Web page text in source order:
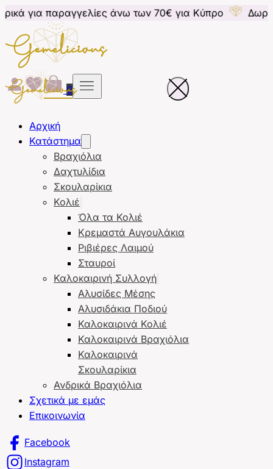
άνω των 70€ για Κύπρο Δωρεάν
0
Αρχική
Κατάστημα
Βραχιόλια
Δαχτυλίδια
Σκουλαρίκια
Κολιέ
Όλα τα Κολιέ
Κρεμαστά Αυγουλάκια
Ριβιέρες Λαιμού
Σταυροί
Καλοκαιρινή Συλλογή
Αλυσίδες Μέσης
Αλυσιδάκια Ποδιού
Καλοκαιρινά Κολιέ
Καλοκαιρινά Βραχιόλια
Καλοκαιρινά
Σκουλαρίκια
Ανδρικά Βραχιόλια
Σχετικά με εμάς
Επικοινωνία
Facebook
Instagram